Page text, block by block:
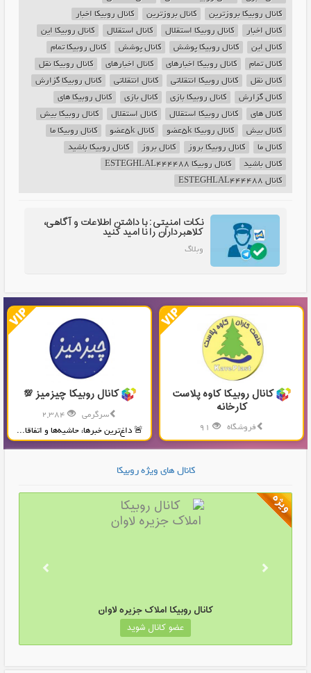
کانال روبیکا بروزترین
کانال بروزترین
کانال روبیکا اخبار
کانال اخبار
کانال روبیکا استقلال کانال استقلال
کانال روبیکا این
کانال این
کانال روبیکا پوشش کانال پوشش
کانال روبیکا تمام
کانال تمام
کانال روبیکا اخبارهای کانال اخبارهای
کانال روبیکا نقل
کانال نقل
کانال روبیکا انتقلاتی کانال انتقلاتی
کانال روبیکا گزارش
کانال گزارش
کانال روبیکا بازی کانال بازی
کانال روبیکا های
کانال های
کانال روبیکا استقلال کانال استقلال
کانال روبیکا بیش
کانال بیش
کانال روبیکا 5kعضو کانال 5kعضو
کانال روبیکا ما
کانال ما
کانال روبیکا بروز کانال بروز
کانال روبیکا باشید
کانال باشید
کانال روبیکا ESTEGHLAL444488
کانال ESTEGHLAL444488
نکات امنیتی: با داشتن اطلاعات و آگاهی،
کلاهبرداران را نا امید کنید
وبلاگ
کانال روبیکا کاوه پلاست
کارخانه
فروشگاه
تولید و پخش محصولات پلاستیکی...
کانال روبیکا چیزمیز 💯
سرگرمی
🚨 داغ‌ترین خبرها، حاشیه‌ها و اتفاقا...
کانال های ویژه روبیکا
کانال روبیکا املاک جزیره لاوان
عضو کانال شوید